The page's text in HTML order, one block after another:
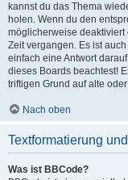
kannst du das Thema
holen. Wenn du den
möglicherweise deaktiviert
Zeit vergangen. Es ist
einfach eine Antwort
dieses Boards beachtest!
triftigen Grund auf alte
Nach oben
Textformatierung
Was ist BBCode?